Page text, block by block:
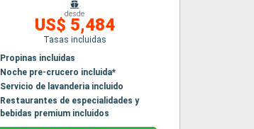
desde
US$ 5,484
Tasas incluidas
Propinas incluidas
Noche pre-crucero incluida*
Servicio de lavanderia incluido
Restaurantes de especialidades y
bebidas premium incluidos